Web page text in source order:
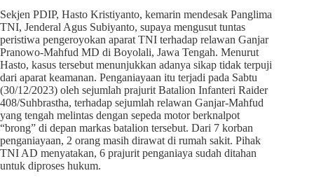
Sekjen PDIP, Hasto Kristiyanto, kemarin mendesak Panglima
TNI, Jenderal Agus Subiyanto, supaya mengusut tuntas
peristiwa pengeroyokan aparat TNI terhadap relawan Ganjar
Pranowo-Mahfud MD di Boyolali, Jawa Tengah. Menurut
Hasto, kasus tersebut menunjukkan adanya sikap tidak terpuji
dari aparat keamanan. Penganiayaan itu terjadi pada Sabtu
(30/12/2023) oleh sejumlah prajurit Batalion Infanteri Raider
408/Suhbrastha, terhadap sejumlah relawan Ganjar-Mahfud
yang tengah melintas dengan sepeda motor berknalpot
“brong” di depan markas batalion tersebut. Dari 7 korban
penganiayaan, 2 orang masih dirawat di rumah sakit. Pihak
TNI AD menyatakan, 6 prajurit penganiaya sudah ditahan
untuk diproses hukum.